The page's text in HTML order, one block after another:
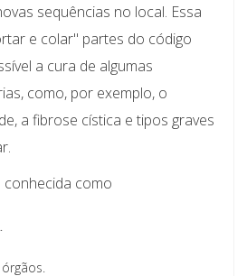
sequências no local. Essa
e colar" partes do código
a cura de algumas
como, por exemplo, o
a fibrose cística e tipos graves
conhecida como